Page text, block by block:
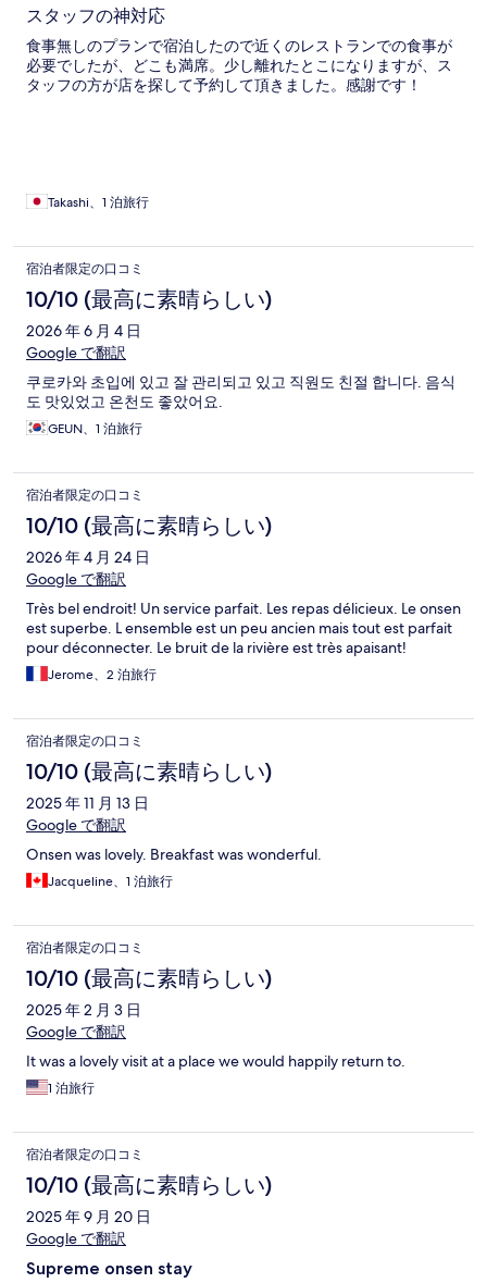
スタッフの神対応
食事無しのプランで宿泊したので近くのレストランでの食事が
必要でしたが、どこも満席。少し離れたとこになりますが、ス
タッフの方が店を探して予約して頂きました。感謝です！
Takashi、1 泊旅行
宿泊者限定の口コミ
10/10 (最高に素晴らしい)
2026 年 6 月 4 日
Google で翻訳
쿠로카와 초입에 있고 잘 관리되고 있고 직원도 친절 합니다. 음식
도 맛있었고 온천도 좋았어요.
GEUN、1 泊旅行
宿泊者限定の口コミ
10/10 (最高に素晴らしい)
2026 年 4 月 24 日
Google で翻訳
Très bel endroit! Un service parfait. Les repas délicieux. Le onsen
est superbe. L ensemble est un peu ancien mais tout est parfait
pour déconnecter. Le bruit de la rivière est très apaisant!
Jerome、2 泊旅行
宿泊者限定の口コミ
10/10 (最高に素晴らしい)
2025 年 11 月 13 日
Google で翻訳
Onsen was lovely. Breakfast was wonderful.
Jacqueline、1 泊旅行
宿泊者限定の口コミ
10/10 (最高に素晴らしい)
2025 年 2 月 3 日
Google で翻訳
It was a lovely visit at a place we would happily return to.
1 泊旅行
宿泊者限定の口コミ
10/10 (最高に素晴らしい)
2025 年 9 月 20 日
Google で翻訳
Supreme onsen stay